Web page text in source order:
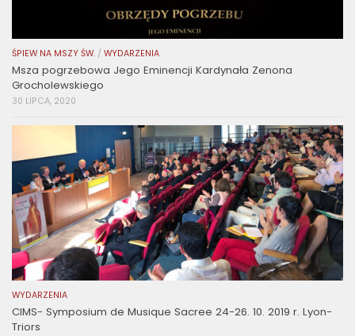
ŚPIEW NA MSZY ŚW. / WYDARZENIA
Msza pogrzebowa Jego Eminencji Kardynała Zenona
Grocholewskiego
30 LIPCA, 2020
WYDARZENIA
CIMS- Symposium de Musique Sacree 24-26. 10. 2019 r. Lyon-
Triors